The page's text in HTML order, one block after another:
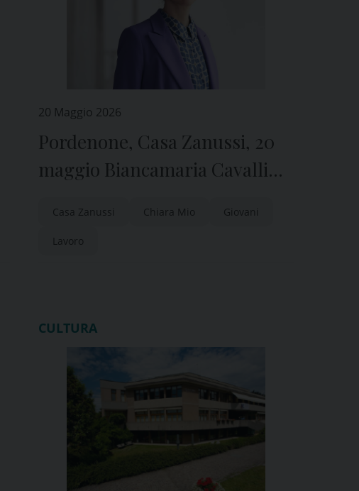
20 Maggio 2026
Pordenone, Casa Zanussi, 20
maggio Biancamaria Cavallini
Casa Zanussi Chiara Mio Giovani
Lavoro
CULTURA